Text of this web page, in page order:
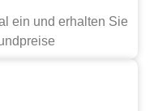
ein und erhalten Sie